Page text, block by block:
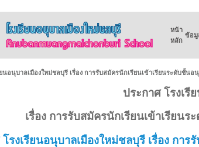
หน้า
หลัก
ข้อมู
ยนอนุบาลเมืองใหม่ชลบุรี เรื่อง การรับสมัครนักเรียนเข้าเรียนระดับชั้น
ประกาศ โรงเรี
เรื่อง การรับสมัครนักเรียนเข้าเรีย
โรงเรียนอนุบาลเมืองใหม่ชลบุรี เรื่อง กา